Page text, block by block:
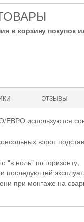
в корзину покупок
ОТЗЫВЫ
ЕВРО используются
ворот
"в ноль" по горизонту,
последующей
при монтаже на